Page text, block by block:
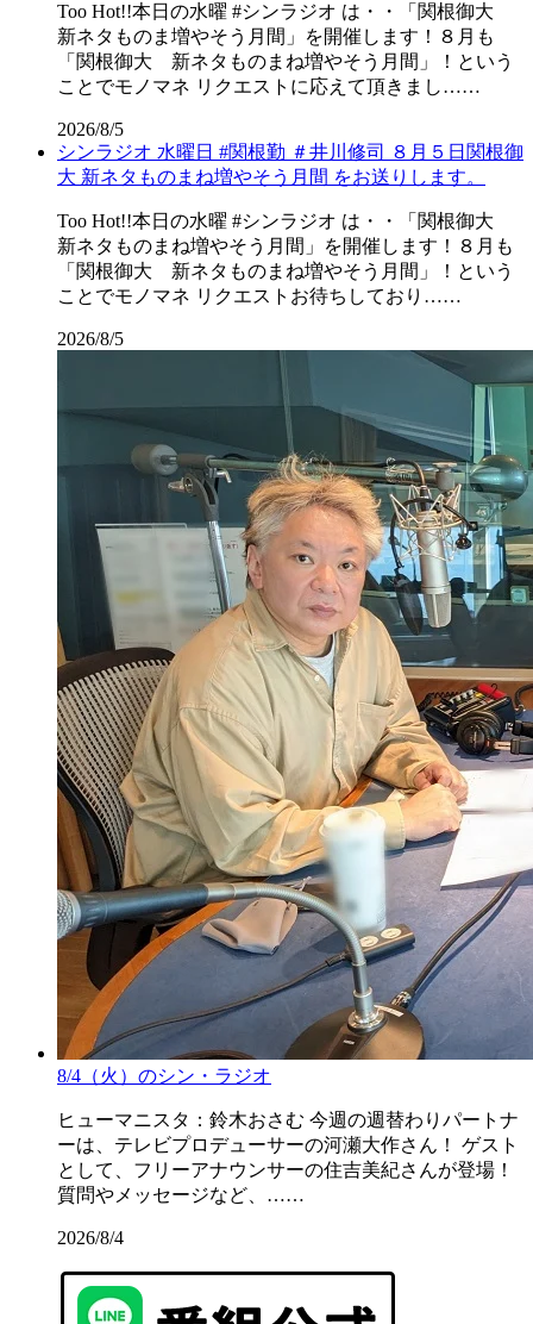
Too Hot!!本日の水曜 #シンラジオ は・・「関根御大
新ネタものま増やそう月間」を開催します！８月も
「関根御大 新ネタものまね増やそう月間」！という
ことでモノマネ リクエストに応えて頂きまし……
2026/8/5
シンラジオ 水曜日 #関根勤 ＃井川修司 ８月５日関根御
大 新ネタものまね増やそう月間 をお送りします。
Too Hot!!本日の水曜 #シンラジオ は・・「関根御大
新ネタものまね増やそう月間」を開催します！８月も
「関根御大 新ネタものまね増やそう月間」！という
ことでモノマネ リクエストお待ちしており……
2026/8/5
8/4（火）のシン・ラジオ
ヒューマニスタ：鈴木おさむ 今週の週替わりパートナ
ーは、テレビプロデューサーの河瀬大作さん！ ゲスト
として、フリーアナウンサーの住吉美紀さんが登場！
質問やメッセージなど、……
2026/8/4